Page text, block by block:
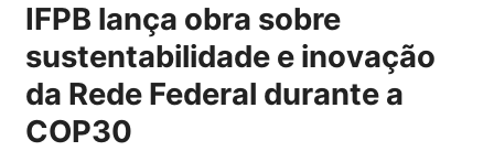
IFPB lança obra sobre
sustentabilidade e inovação
da Rede Federal durante a
COP30